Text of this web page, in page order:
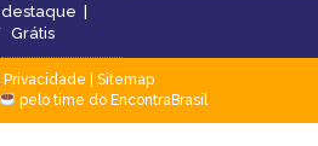
destaque |
Grátis
Privacidade
Sitemap
pelo time do EncontraBrasil